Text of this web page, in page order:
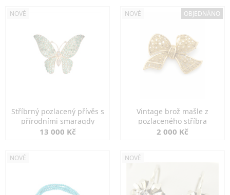
NOVÉ
Stříbrný pozlacený přívěs s
přírodními smaragdy
13 000 Kč
NOVÉ OBJEDNÁNO
Vintage brož mašle z
pozlaceného stříbra
2 000 Kč
NOVÉ NOVÉ